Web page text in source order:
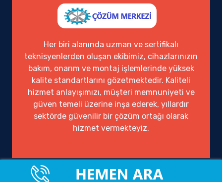
Her biri alanında uzman ve sertifikalı
teknisyenlerden oluşan ekibimiz, cihazlarınızın
bakım, onarım ve montaj işlemlerinde yüksek
kalite standartlarını gözetmektedir. Kaliteli
hizmet anlayışımızı, müşteri memnuniyeti ve
güven temeli üzerine inşa ederek, yıllardır
sektörde güvenilir bir çözüm ortağı olarak
hizmet vermekteyiz.